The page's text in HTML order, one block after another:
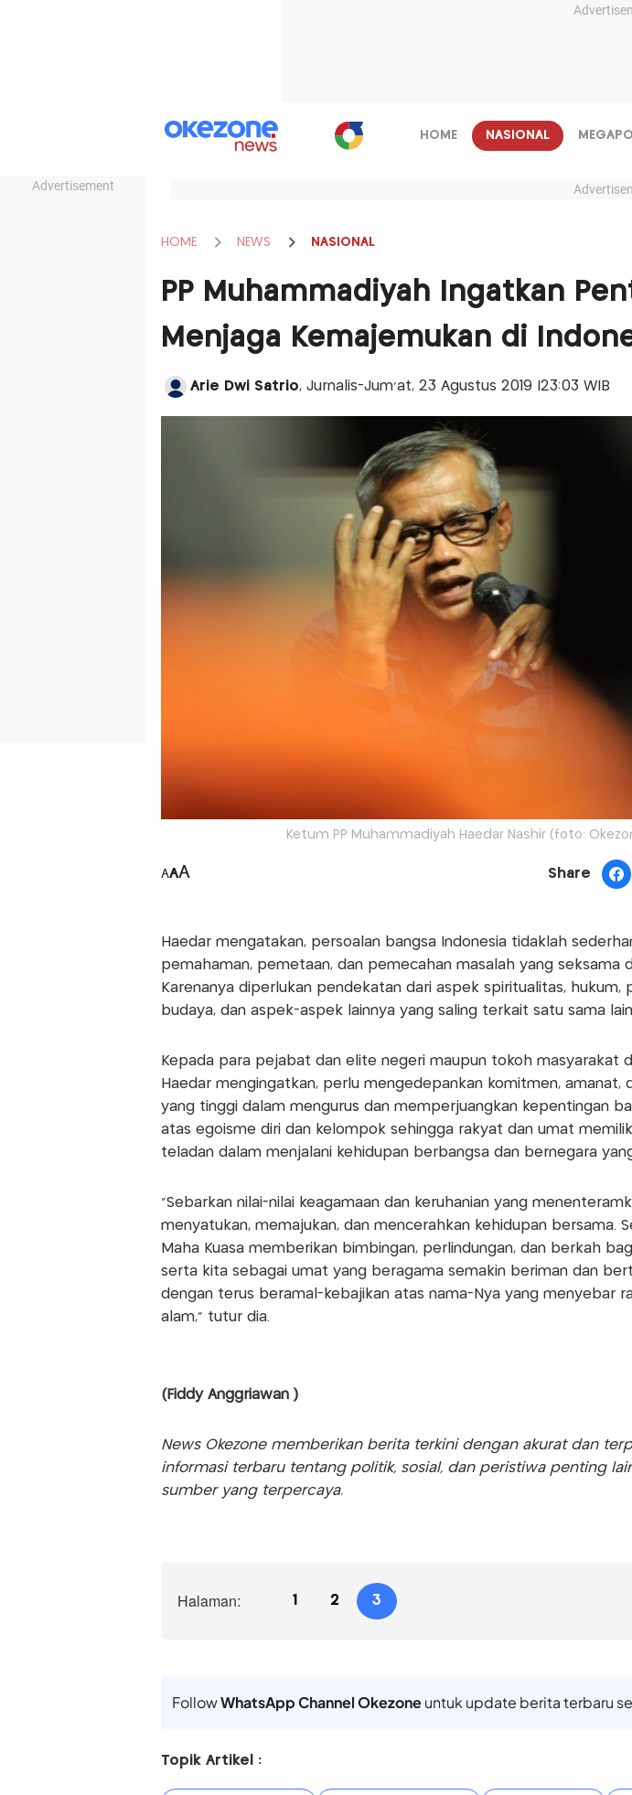
Advertisement
HOME NASIONAL
HOME NEWS NASIONAL
PP Muhammadiyah Ingatkan
Menjaga Kemajemukan di
Arie Dwi Satrio, Jurnalis-Jum'at, 23 Agustus 2019 |23:03 WIB
Ketum PP Muhammadiyah Haedar Nashir (foto:
AAA Share
Haedar mengatakan, persoalan bangsa Indonesia tidaklah
pemahaman, pemetaan, dan pemecahan masalah yang seksama
Karenanya diperlukan pendekatan dari aspek spiritualitas, hukum,
budaya, dan aspek-aspek lainnya yang saling terkait satu sama
Kepada para pejabat dan elite negeri maupun tokoh masyarakat
Haedar mengingatkan, perlu mengedepankan komitmen, amanat,
yang tinggi dalam mengurus dan memperjuangkan kepentingan
atas egoisme diri dan kelompok sehingga rakyat dan umat
teladan dalam menjalani kehidupan berbangsa dan bernegara
"Sebarkan nilai-nilai keagamaan dan keruhanian yang
menyatukan, memajukan, dan mencerahkan kehidupan bersama.
Maha Kuasa memberikan bimbingan, perlindungan, dan berkah
serta kita sebagai umat yang beragama semakin beriman dan
dengan terus beramal-kebajikan atas nama-Nya yang menyebar
alam,” tutur dia.
(Fiddy Anggriawan )
News Okezone memberikan berita terkini dengan akurat dan
informasi terbaru tentang politik, sosial, dan peristiwa penting
sumber yang terpercaya.
Halaman: 1 2 3
FollowWhatsApp Channel Okezoneuntuk update berita terbaru
Topik Artikel :